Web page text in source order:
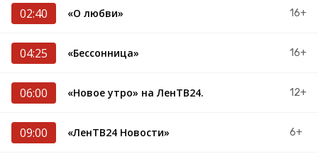
02:40 «О любви» 16+
04:25 «Бессонница» 16+
06:00 «Новое утро» на ЛенТВ24. 12+
09:00 «ЛенТВ24 Новости» 6+